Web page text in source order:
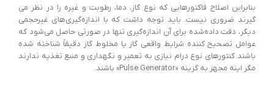
بنابراین اصلاح فاکتورهایی که نوع گاز، دما، رطوبت و غیره را در نظر می
گیرند ضروری نیست. باید توجه داشت که با اندازه‌گیری‌های غیرحجمی
دیگر، دقت داده‌شده برای آن اندازه‌گیری تنها در صورتی حاصل می‌شود که
عوامل تصحیح کننده شرایط واقعی گاز یا مخلوط گاز دقیقاً شناخته شده
باشند. کنتورهای نوع درام نیازی به تعمیر و نگهداری و منبع تغذیه ندارند
مگر اینه مجهز به گزینه «Pulse Generator» باشند.